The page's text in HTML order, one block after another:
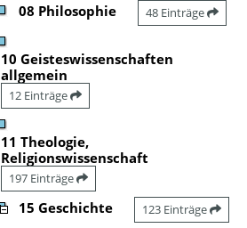
08 Philosophie 48 Einträge
10 Geisteswissenschaften
allgemein
12 Einträge
11 Theologie,
Religionswissenschaft
197 Einträge
15 Geschichte 123 Einträge